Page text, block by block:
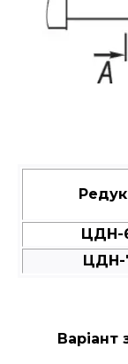
ЦДН-
ЦДН-
Варіант